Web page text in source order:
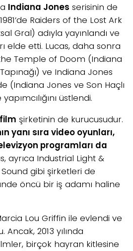
Indiana Jones serisinin de
Raiders of the Lost Ark
Gral) adıyla yayınlandı ve
elde etti. Lucas, daha sonra
Temple of Doom (Indiana
ve Indiana Jones
(Indiana Jones ve Son Haçlı
üstlendi.
şirketinin de kurucusudur.
yanı sıra video oyunları,
programları da
ayrıca Industrial Light &
gibi şirketleri de
öncü bir iş adamı haline
Lou Griffin ile evlendi ve
2013 yılında
birçok hayran kitlesine